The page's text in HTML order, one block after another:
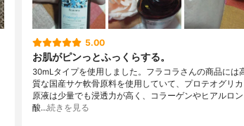
5.00
お肌がピンっとふっくらする。
30mLタイプを使用しました。フラコラさんの商品には
質な国産サケ軟骨原料を使用していて、プロテオグリ
原液は少量でも浸透力が高く、コラーゲンやヒアルロン
酸…続きを見る